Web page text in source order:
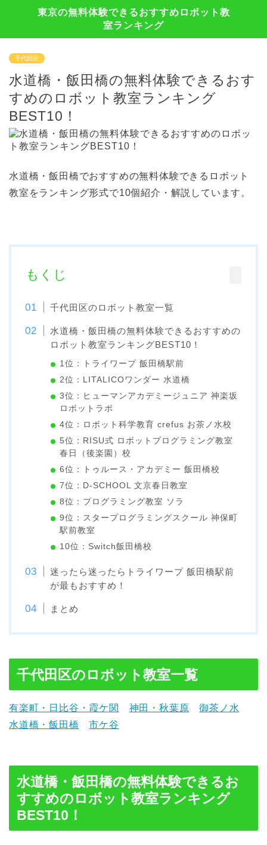
東京の無料体験できるおすすめロボット教
室ランキング
千代田区
水道橋・飯田橋の無料体験できるおす
すめのロボット教室ランキング
BEST10！
水道橋・飯田橋でおすすめの無料体験できるロボット
教室をランキング形式で10個紹介・解説しています。
もくじ
千代田区のロボット教室一覧
水道橋・飯田橋の無料体験できるおすすめの
ロボット教室ランキングBEST10！
1位：トライワープ 飯田橋駅前
2位：LITALICOワンダー 水道橋
3位：ヒューマンアカデミージュニア 神楽坂
ロボットラボ
4位：ロボット科学教育 crefus お茶ノ水校
5位：RISU式 ロボットプログラミング教室
春日（後楽園）校
6位：トゥルース・アカデミー 飯田橋校
7位：D-SCHOOL 文京春日教室
8位：プログラミング教室 ソラ
9位：スタープログラミングスクール 神保町
駅前教室
10位：Switch飯田橋校
迷ったら迷ったらトライワープ 飯田橋駅前
が最もおすすめ！
まとめ
千代田区のロボット教室一覧
有楽町・日比谷・霞ケ関 神田・秋葉原
御茶ノ水
水道橋・飯田橋
市ケ谷
水道橋・飯田橋の無料体験できるお
すすめのロボット教室ランキング
BEST10！